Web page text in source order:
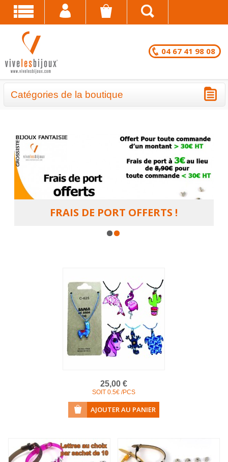
04 67 41 98 08
Catégories de la boutique
CHAÎNES DE CHEVILLE - LOTS EN
DESTOCKAGE
COLLIERS - LOTS EN DESTOCKAGE
BRACELETS FANTAISIE EN LOT
CHAÎNES DE CHEVILLE
LETTRES POUR BRACELETS
FRAIS DE PORT OFFERTS !
25,00 €
SOIT 0.5€ /PCS